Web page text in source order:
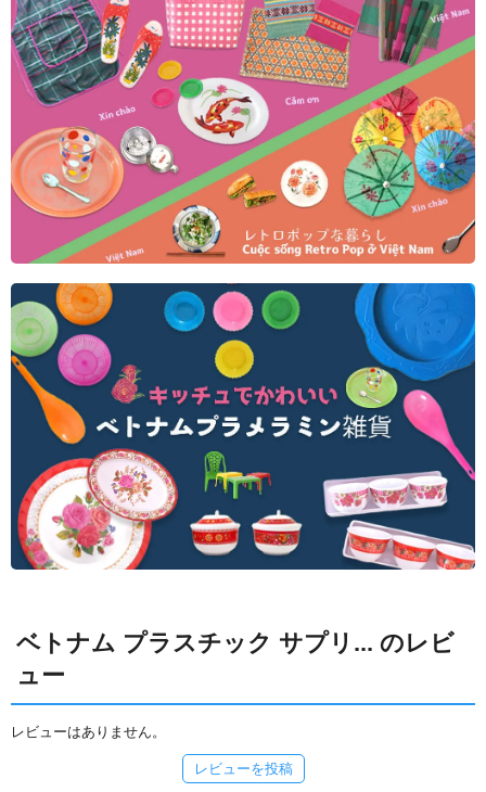
ベトナム プラスチック サプリ... のレビ
ュー
レビューはありません。
レビューを投稿